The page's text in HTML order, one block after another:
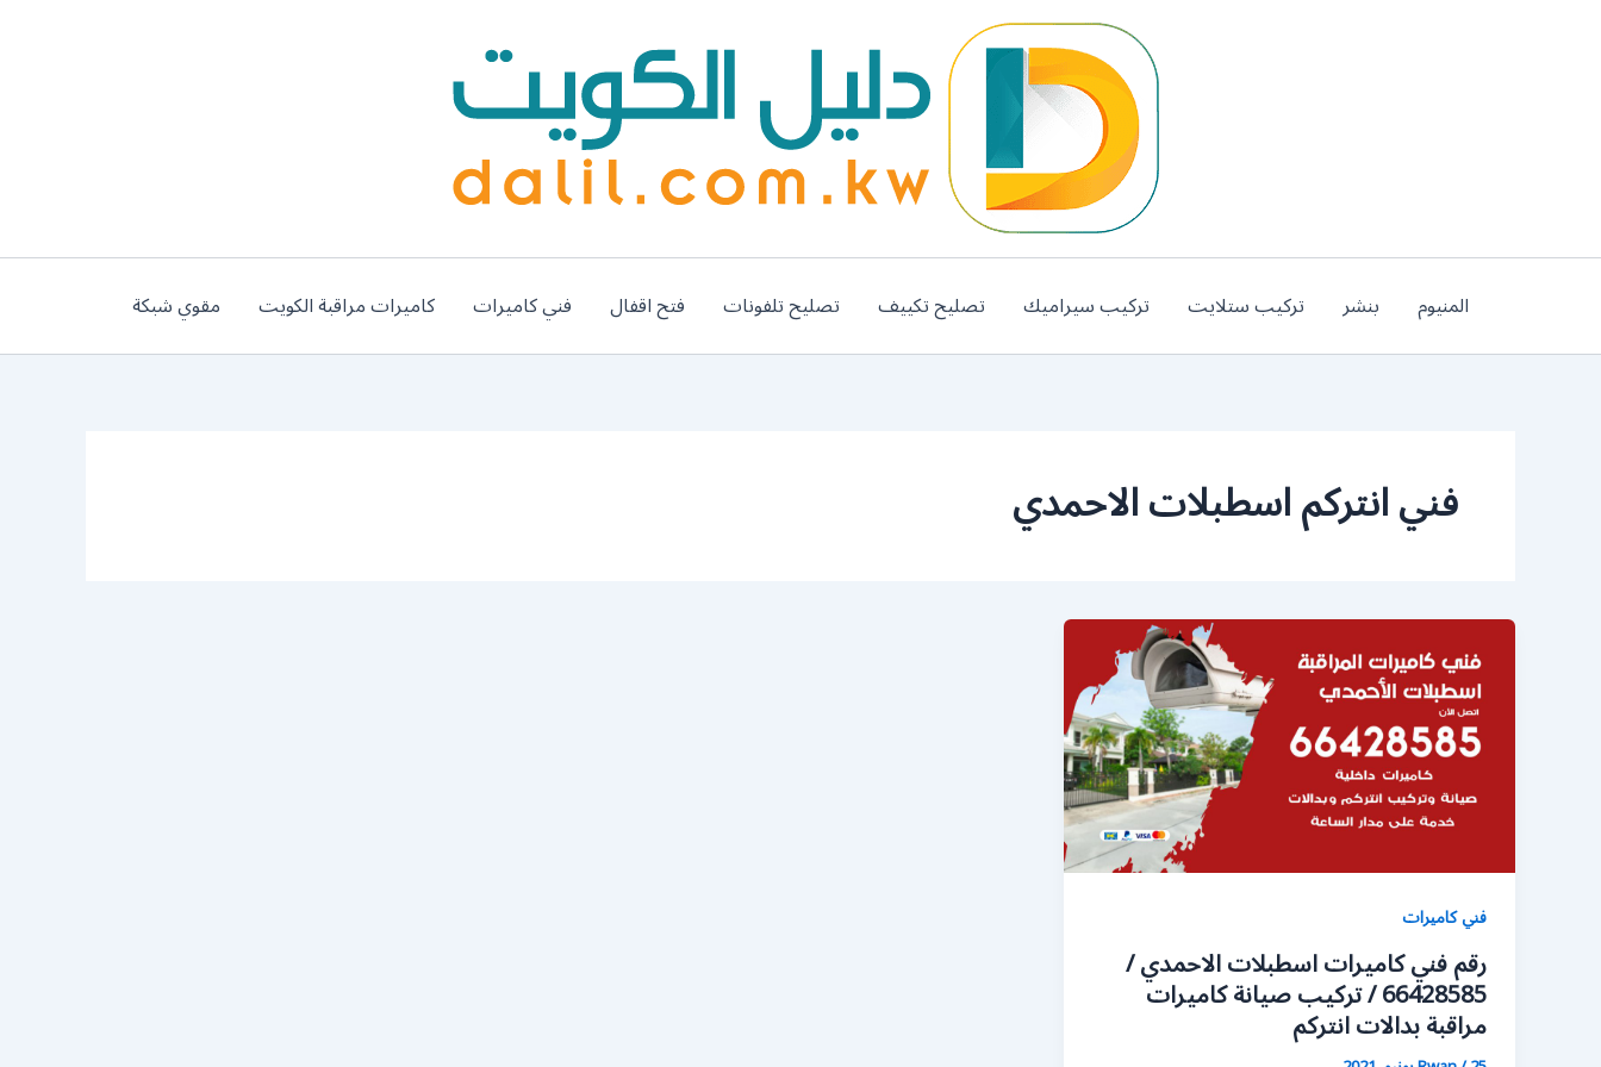
المنيوم بنشر تركيب ستلايت تركيب سيراميك تصليح تكييف تصليح تلفونات فتح اقفال فني كاميرات كاميرات مراقبة الكويت مقوي شبكة
فني انتركم اسطبلات الاحمدي
فني كاميرات
رقم فني كاميرات اسطبلات الاحمدي /
66428585 / تركيب صيانة كاميرات
مراقبة بدالات انتركم